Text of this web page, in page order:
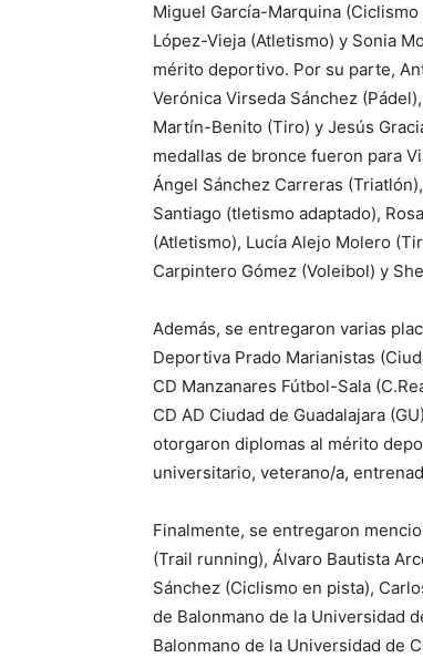
Miguel García-Marquina
López-Vieja (Atletismo) y Sonia
mérito deportivo. Por su parte,
Verónica Virseda Sánchez
Martín-Benito (Tiro) y Jesús
medallas de bronce fueron para
Ángel Sánchez Carreras
Santiago (tletismo adaptado),
(Atletismo), Lucía Alejo Molero
Carpintero Gómez (Voleibol) y
Además, se entregaron varias
Deportiva Prado Marianistas
CD Manzanares Fútbol-Sala
CD AD Ciudad de Guadalajara
otorgaron diplomas al mérito
universitario, veterano/a,
Finalmente, se entregaron
(Trail running), Álvaro Bautista
Sánchez (Ciclismo en pista),
de Balonmano de la Universidad
Balonmano de la Universidad de